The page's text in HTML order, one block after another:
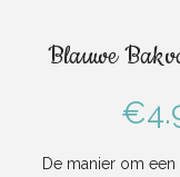
Blauwe
€
De manier om